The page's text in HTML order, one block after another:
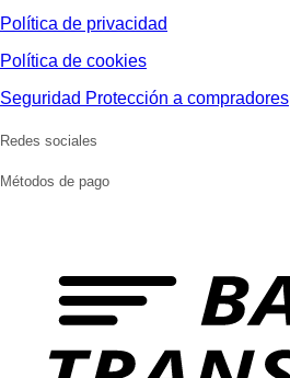
Política de privacidad
Política de cookies
Seguridad Protección a compradores
Redes sociales
Métodos de pago